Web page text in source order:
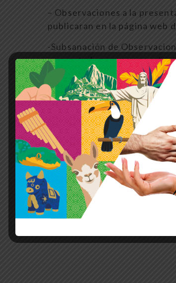
– Observaciones a la
publicaran en la página web
-Subsanación de
presentadas por correo
– Absolución de
– Publicación en la página
elecciones:04 de enero de
– Acreditación de
– Asamblea General
horas.
– Escrutinio de los votos
– Publicación de resultados